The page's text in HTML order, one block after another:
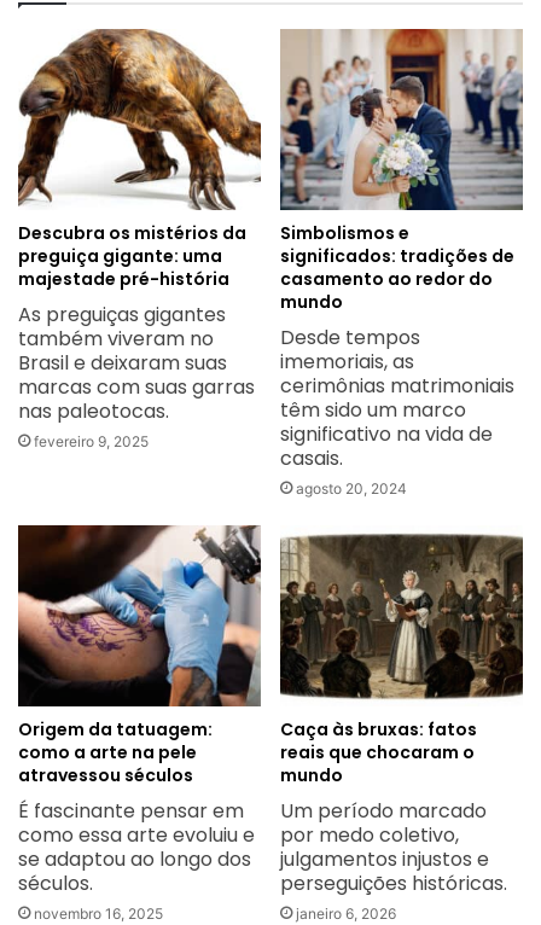
Descubra os mistérios da
preguiça gigante: uma
majestade pré-história
As preguiças gigantes
também viveram no
Brasil e deixaram suas
marcas com suas garras
nas paleotocas.
fevereiro 9, 2025
Simbolismos e
significados: tradições de
casamento ao redor do
mundo
Desde tempos
imemoriais, as
cerimônias matrimoniais
têm sido um marco
significativo na vida de
casais.
agosto 20, 2024
Origem da tatuagem:
como a arte na pele
atravessou séculos
É fascinante pensar em
como essa arte evoluiu e
se adaptou ao longo dos
séculos.
novembro 16, 2025
Caça às bruxas: fatos
reais que chocaram o
mundo
Um período marcado
por medo coletivo,
julgamentos injustos e
perseguições históricas.
janeiro 6, 2026